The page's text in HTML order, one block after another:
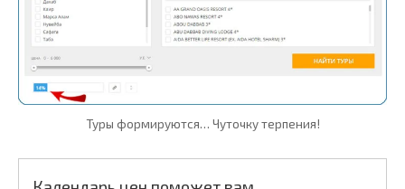
Туры формируются… Чуточку терпения!